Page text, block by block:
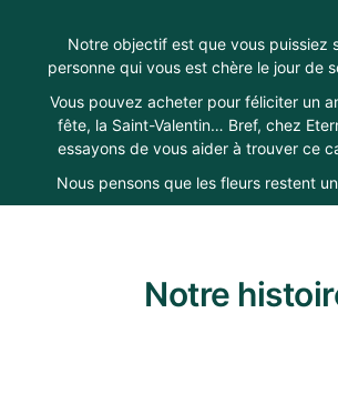
Notre objectif est que vous puissiez
personne qui vous est chère le jour de
Vous pouvez acheter pour féliciter un
fête, la Saint-Valentin… Bref, chez
essayons de vous aider à trouver ce
Nous pensons que les fleurs restent
Notre